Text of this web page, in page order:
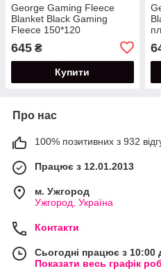
George Gaming Fleece
Blanket Black Gaming
Fleece 150*120
645 ₴
Купити
Про нас
100% позитивних з 932
Працює з 12.01.2013
м. Ужгород
Ужгород, Україна
Контакти
Сьогодні працює з 10:00
Показати весь графік